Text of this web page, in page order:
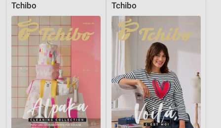
Tchibo Tchibo
Performance
Funktional
Werbung